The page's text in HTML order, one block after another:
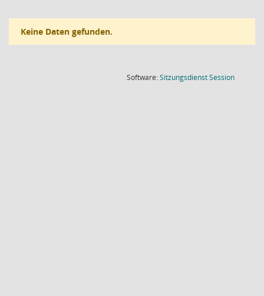
Keine Daten gefunden.
Software:SitzungsdienstSession(Wird in